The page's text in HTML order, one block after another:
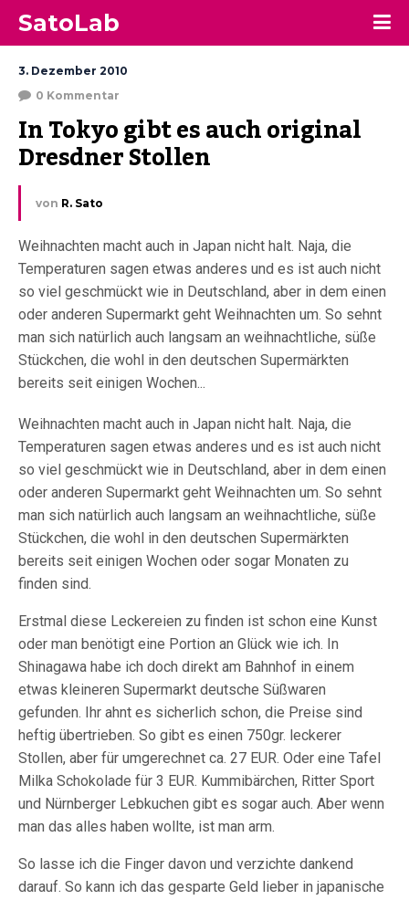
SatoLab
3. Dezember 2010
0 Kommentar
In Tokyo gibt es auch original
Dresdner Stollen
von R. Sato
Weihnachten macht auch in Japan nicht halt. Naja, die
Temperaturen sagen etwas anderes und es ist auch nicht
so viel geschmückt wie in Deutschland, aber in dem einen
oder anderen Supermarkt geht Weihnachten um. So sehnt
man sich natürlich auch langsam an weihnachtliche, süße
Stückchen, die wohl in den deutschen Supermärkten
bereits seit einigen Wochen...
Weihnachten macht auch in Japan nicht halt. Naja, die
Temperaturen sagen etwas anderes und es ist auch nicht
so viel geschmückt wie in Deutschland, aber in dem einen
oder anderen Supermarkt geht Weihnachten um. So sehnt
man sich natürlich auch langsam an weihnachtliche, süße
Stückchen, die wohl in den deutschen Supermärkten
bereits seit einigen Wochen oder sogar Monaten zu
finden sind.
Erstmal diese Leckereien zu finden ist schon eine Kunst
oder man benötigt eine Portion an Glück wie ich. In
Shinagawa habe ich doch direkt am Bahnhof in einem
etwas kleineren Supermarkt deutsche Süßwaren
gefunden. Ihr ahnt es sicherlich schon, die Preise sind
heftig übertrieben. So gibt es einen 750gr. leckerer
Stollen, aber für umgerechnet ca. 27 EUR. Oder eine Tafel
Milka Schokolade für 3 EUR. Kummibärchen, Ritter Sport
und Nürnberger Lebkuchen gibt es sogar auch. Aber wenn
man das alles haben wollte, ist man arm.
So lasse ich die Finger davon und verzichte dankend
darauf. So kann ich das gesparte Geld lieber in japanische